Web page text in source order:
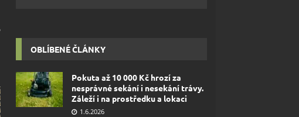
OBLÍBENÉ ČLÁNKY
Pokuta až 10 000 Kč hrozí za
nesprávné sekání i nesekání trávy.
Záleží i na prostředku a lokaci
1.6.2026